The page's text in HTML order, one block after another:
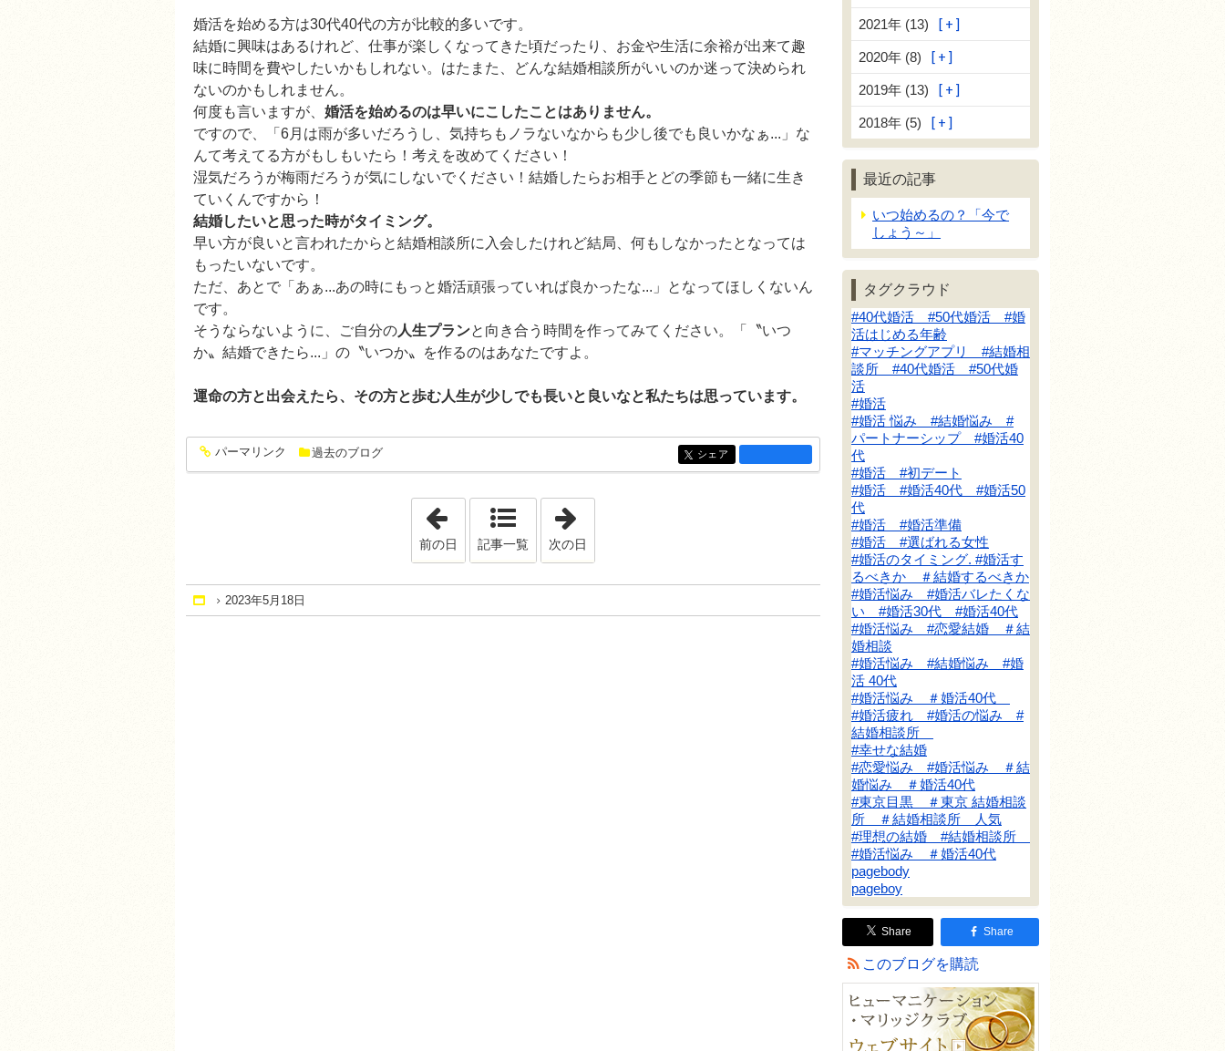
婚活を始める方は30代40代の方が比較的多いです。
結婚に興味はあるけれど、仕事が楽しくなってきた頃だったり、お金や生活に余裕が出来て趣
味に時間を費やしたいかもしれない。はたまた、どんな結婚相談所がいいのか迷って決められ
ないのかもしれません。
何度も言いますが、 婚活を始めるのは早いにこしたことはありません。
ですので、「6月は雨が多いだろうし、気持ちもノラないなからも少し後でも良いかなぁ...」な
んて考えてる方がもしもいたら！考えを改めてください！
湿気だろうが梅雨だろうが気にしないでください！結婚したらお相手とどの季節も一緒に生き
ていくんですから！
結婚したいと思った時がタイミング。
早い方が良いと言われたからと結婚相談所に入会したけれど結局、何もしなかったとなっては
もったいないです。
ただ、あとで「あぁ...あの時にもっと婚活頑張っていれば良かったな...」となってほしくないん
です。
そうならないように、ご自分の人生プランと向き合う時間を作ってみてください。「〝いつ
か〟結婚できたら...」の〝いつか〟を作るのはあなたですよ。
運命の方と出会えたら、その方と歩む人生が少しでも長いと良いなと私たちは思っています。
entry1413
パーマリンク 過去のブログ entry1413
シェア
「2023年5月 8日」
前の日 記事一覧 次の日
Home
2023年5月18日
2021年 (13)
2020年 (8)
2019年 (13)
2018年 (5)
最近の記事
いつ始めるの？「今で
しょう～」
タグクラウド
#40代婚活 #50代婚活 #婚
活はじめる年齢
#マッチングアプリ #結婚相
談所 #40代婚活 #50代婚
活
#婚活
#婚活 悩み #結婚悩み #
パートナーシップ #婚活40
代
#婚活 #初デート
#婚活 #婚活40代 #婚活50
代
#婚活 #婚活準備
#婚活 #選ばれる女性
#婚活のタイミング. #婚活す
るべきか ＃結婚するべきか
#婚活悩み #婚活バレたくな
い #婚活30代 #婚活40代
#婚活悩み #恋愛結婚 ＃結
婚相談
#婚活悩み #結婚悩み #婚
活 40代
#婚活悩み ＃婚活40代
#婚活疲れ #婚活の悩み #
結婚相談所
#幸せな結婚
#恋愛悩み #婚活悩み ＃結
婚悩み ＃婚活40代
#東京目黒 ＃東京 結婚相談
所 ＃結婚相談所 人気
#理想の結婚 #結婚相談所
#婚活悩み ＃婚活40代
pagebody
pageboy
Share Share
このブログを購読